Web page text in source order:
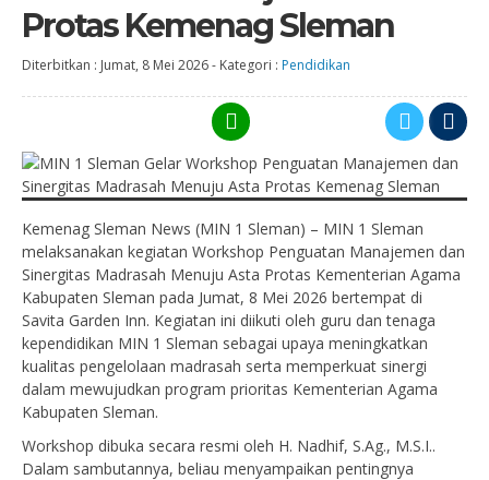
Protas Kemenag Sleman
Diterbitkan : Jumat, 8 Mei 2026- Kategori : Pendidikan
Kemenag Sleman News (MIN 1 Sleman) – MIN 1 Sleman
melaksanakan kegiatan Workshop Penguatan Manajemen dan
Sinergitas Madrasah Menuju Asta Protas Kementerian Agama
Kabupaten Sleman pada Jumat, 8 Mei 2026 bertempat di
Savita Garden Inn. Kegiatan ini diikuti oleh guru dan tenaga
kependidikan MIN 1 Sleman sebagai upaya meningkatkan
kualitas pengelolaan madrasah serta memperkuat sinergi
dalam mewujudkan program prioritas Kementerian Agama
Kabupaten Sleman.
Workshop dibuka secara resmi oleh H. Nadhif, S.Ag., M.S.I..
Dalam sambutannya, beliau menyampaikan pentingnya